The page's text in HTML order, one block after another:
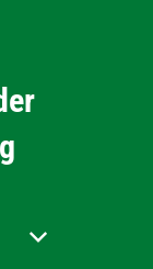
Schließzeiten
Von 08:30 bis